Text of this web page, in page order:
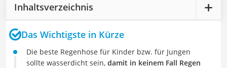
Inhaltsverzeichnis
Das Wichtigste in Kürze
Die beste Regenhose für Kinder bzw. für Jungen
sollte wasserdicht sein, damit in keinem Fall Regen